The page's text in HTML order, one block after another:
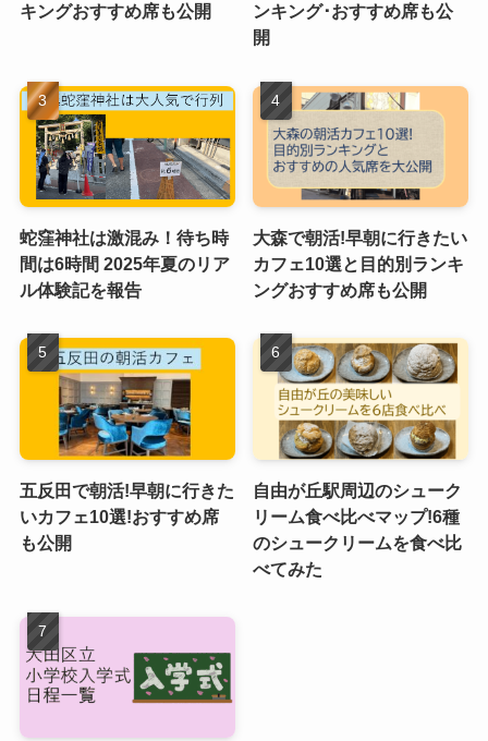
キングおすすめ席も公開
ンキング･おすすめ席も公
開
蛇窪神社は激混み！待ち時
間は6時間 2025年夏のリア
ル体験記を報告
大森で朝活!早朝に行きたい
カフェ10選と目的別ランキ
ングおすすめ席も公開
五反田で朝活!早朝に行きた
いカフェ10選!おすすめ席
も公開
自由が丘駅周辺のシューク
リーム食べ比べマップ!6種
のシュークリームを食べ比
べてみた